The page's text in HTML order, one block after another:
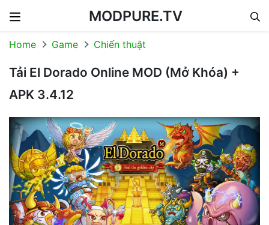
MODPURE.TV
Home Game Chiến thuật
Tải El Dorado Online MOD (Mở Khóa) +
APK 3.4.12